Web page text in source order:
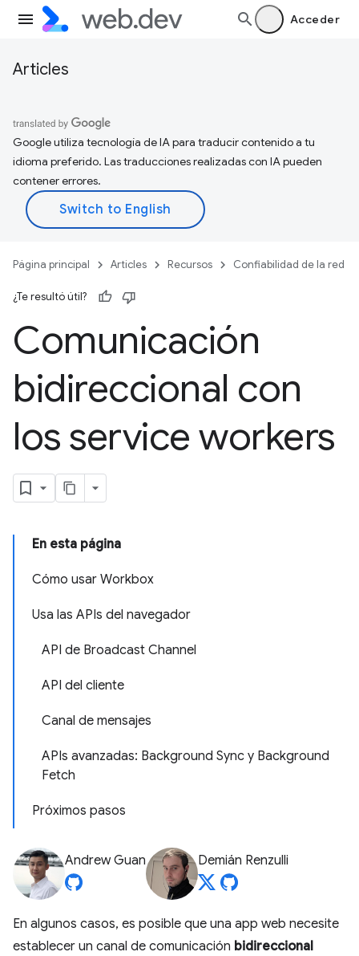
Acceder
Articles
Google utiliza tecnología de IA para traducir contenido a tu
idioma preferido. Las traducciones realizadas con IA pueden
contener errores.
Página principal Articles Recursos Confiabilidad de la red
¿Te resultó útil?
Comunicación
bidireccional con
los service workers
En esta página
Cómo usar Workbox
Usa las APIs del navegador
API de Broadcast Channel
API del cliente
Canal de mensajes
APIs avanzadas: Background Sync y Background
Fetch
Próximos pasos
Andrew Guan Demián Renzulli
En algunos casos, es posible que una app web necesite
establecer un canal de comunicación bidireccional